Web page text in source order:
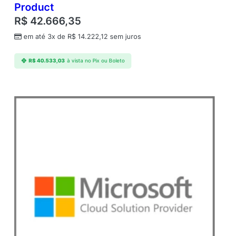
Product
R$ 42.666,35
em até 3x de R$ 14.222,12 sem juros
R$40.533,03 à vista no Pix ou Boleto